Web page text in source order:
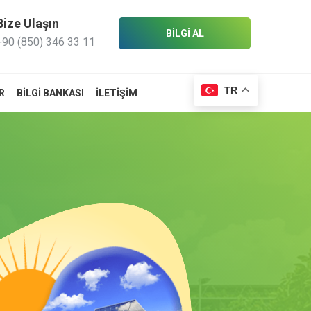
Ulaşın
(850) 346 33 11
BİLGİ AL
BILGI BANKASI İLETIŞIM TR